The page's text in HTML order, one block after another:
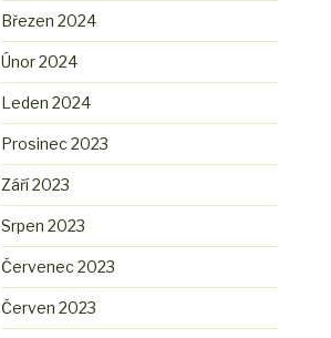
Březen 2024
Únor 2024
Leden 2024
Prosinec 2023
Září 2023
Srpen 2023
Červenec 2023
Červen 2023